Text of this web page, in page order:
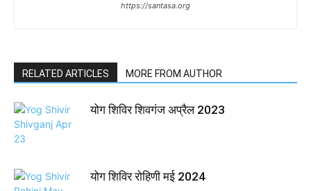
https://santasa.org
RELATED ARTICLES MORE FROM AUTHOR
योग शिविर शिवगंज अप्रैल 2023
योग शिविर रोहिणी मई 2024